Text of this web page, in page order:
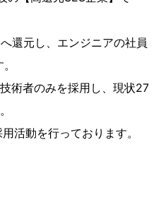
還元し、エンジニアの社員
術者のみを採用し、現状27
活動を行っております。